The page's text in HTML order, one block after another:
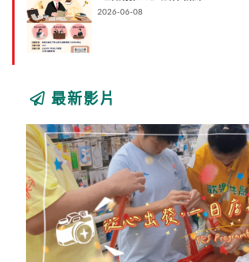
2026-06-08
最新影片